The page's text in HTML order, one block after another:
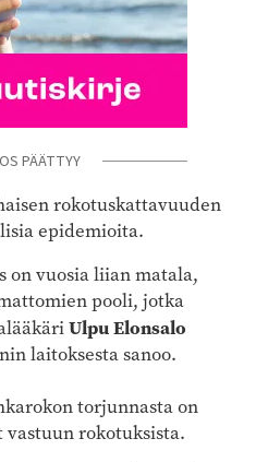
PÄÄTTYY
rokotuskattavuuden
epidemioita.
on vuosia liian matala,
pooli, jotka
Ulpu Elonsalo
laitoksesta sanoo.
torjunnasta on
rokotuksista.